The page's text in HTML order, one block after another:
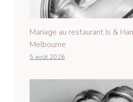
Mariage au restaurant Is &
Melbourne
5 août 2026